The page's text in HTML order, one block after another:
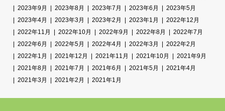
2023年9月
2023年8月 2023年7月 2023年6月
2023年5月
2023年4月
2023年3月 2023年2月 2023年1月
2022年12月
2022年11月
2022年10月 2022年9月 2022年8月
2022年7月
2022年6月
2022年5月 2022年4月 2022年3月
2022年2月
2022年1月
2021年12月 2021年11月 2021年10月
2021年9月
2021年8月
2021年7月 2021年6月 2021年5月
2021年4月
2021年3月
2021年2月 2021年1月